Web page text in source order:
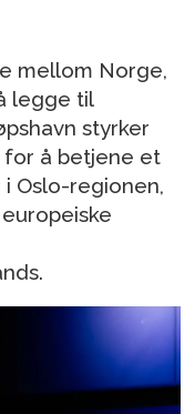
mellom Norge,
legge til
styrker
for å betjene et
Oslo-regionen,